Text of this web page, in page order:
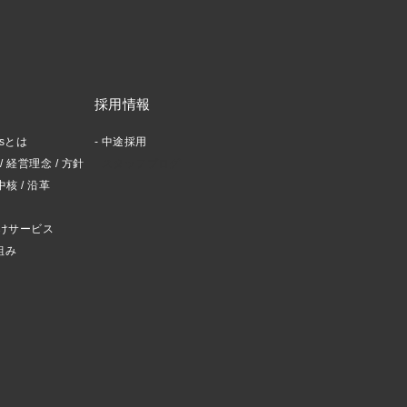
とは
経営理念 / 方針
核 / 沿革
サービス
み
採用情報
中途採用